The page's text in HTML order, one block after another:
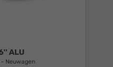
ALU
Neuwagen